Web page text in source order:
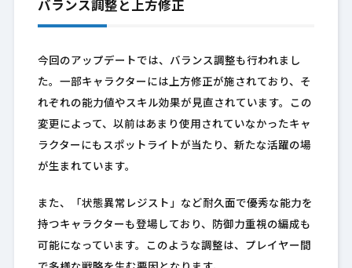
バランス調整と上方修正
今回のアップデートでは、バランス調整も行われまし
た。一部キャラクターには上方修正が施されており、そ
れぞれの能力値やスキル効果が見直されています。この
変更によって、以前はあまり使用されていなかったキャ
ラクターにもスポットライトが当たり、新たな活躍の場
が生まれています。
また、「状態異常レジスト」など耐久面で優秀な能力を
持つキャラクターも登場しており、防御力重視の編成も
可能になっています。このような調整は、プレイヤー間